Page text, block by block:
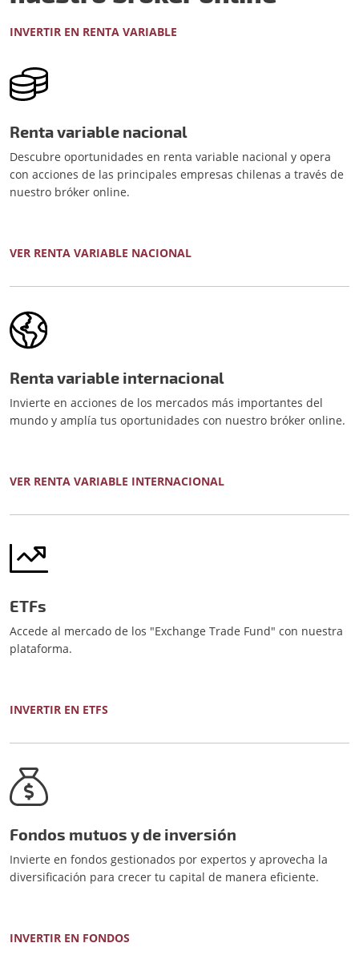
INVERTIR EN RENTA VARIABLE
Renta variable nacional
Descubre oportunidades en renta variable nacional y opera
con acciones de las principales empresas chilenas a través de
nuestro bróker online.
VER RENTA VARIABLE NACIONAL
Renta variable internacional
Invierte en acciones de los mercados más importantes del
mundo y amplía tus oportunidades con nuestro bróker online.
VER RENTA VARIABLE INTERNACIONAL
ETFs
Accede al mercado de los "Exchange Trade Fund" con nuestra
plataforma.
INVERTIR EN ETFS
Fondos mutuos y de inversión
Invierte en fondos gestionados por expertos y aprovecha la
diversificación para crecer tu capital de manera eficiente.
INVERTIR EN FONDOS